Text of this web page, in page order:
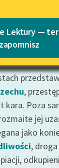
Lektury —
,
kara. Poza
jej
jako
,